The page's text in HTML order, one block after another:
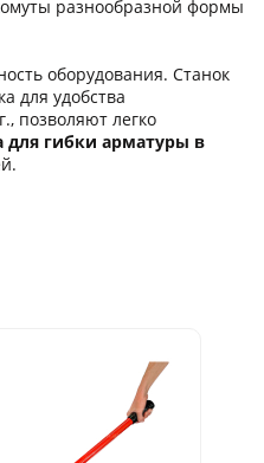
разнообразной формы
оборудования. Станок
для удобства
позволяют легко
для гибки арматуры в